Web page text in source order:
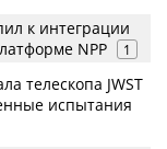
к интеграции
NPP
1
телескопа JWST
испытания